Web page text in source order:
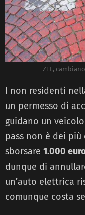
ZTL,
I non residenti
un permesso di
guidano un
pass non è dei
sborsare 1.000
dunque di
un’auto elettrica
comunque costa